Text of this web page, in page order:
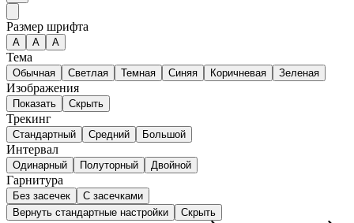
Размер шрифта
А A A
Тема
Обычная Светлая Темная Синяя Коричневая Зеленая
Изображения
Показать Скрыть
Трекинг
Стандартный Средний Большой
Интервал
Одинарный Полуторный Двойной
Гарнитура
Без засечек
С засечками
Вернуть стандартные настройки
Скрыть